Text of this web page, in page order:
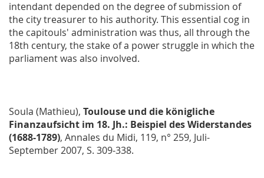
intendant depended on the degree of submission of
the city treasurer to his authority. This essential cog in
the capitouls' administration was thus, all through the
18th century, the stake of a power struggle in which the
parliament was also involved.
Soula (Mathieu), Toulouse und die königliche
Finanzaufsicht im 18. Jh.: Beispiel des Widerstandes
(1688-1789), Annales du Midi, 119, n° 259, Juli-
September 2007, S. 309-338.